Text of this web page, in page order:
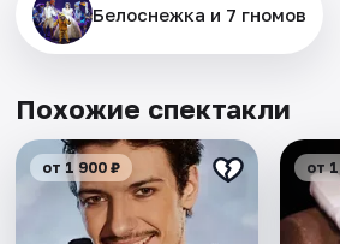
Белоснежка и 7 гномов
Похожие спектакли
от 1 900 ₽ от